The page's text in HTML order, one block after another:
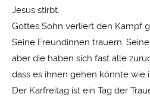
Jesus stirbt.
Gottes Sohn verliert den Kampf
Seine Freundinnen trauern.
aber die haben sich fast alle
dass es ihnen gehen könnte wie
Der Karfreitag ist ein Tag der